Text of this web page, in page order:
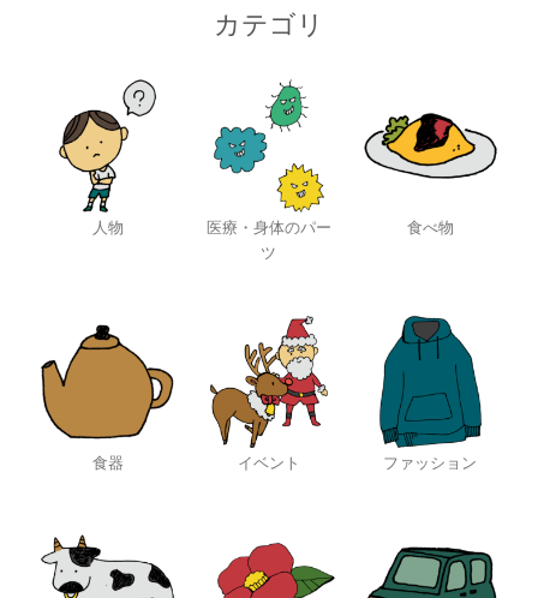
カテゴリ
人物
医療・身体のパー
ツ
食べ物
食器 イベント ファッション